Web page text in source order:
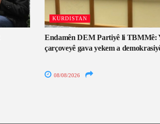
KURDISTAN
Endamên DEM Partiyê li TBMMê:
çarçoveyê gava yekem a
08/08/2026